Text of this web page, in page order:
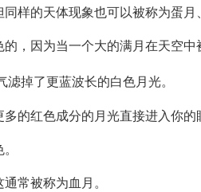
样的天体现象也可以被称为蛋月
，因为当一个大的满月在天空
掉了更蓝波长的白色月光。
的红色成分的月光直接进入你的
常被称为血月。